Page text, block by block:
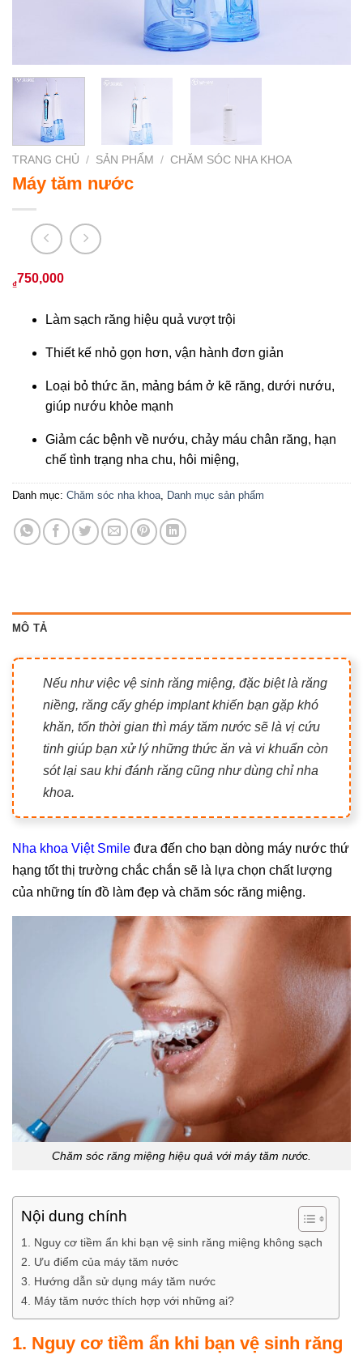
TRANG CHỦ / SẢN PHẨM / CHĂM SÓC NHA KHOA
Máy tăm nước
₫750,000
Làm sạch răng hiệu quả vượt trội
Thiết kế nhỏ gọn hơn, vận hành đơn giản
Loại bỏ thức ăn, mảng bám ở kẽ răng, dưới nướu,
giúp nướu khỏe mạnh
Giảm các bệnh về nướu, chảy máu chân răng, hạn
chế tình trạng nha chu, hôi miệng,
Danh mục: Chăm sóc nha khoa, Danh mục sản phẩm
MÔ TẢ
Nếu như việc vệ sinh răng miệng, đặc biệt là răng
niềng, răng cấy ghép implant khiến bạn gặp khó
khăn, tốn thời gian thì máy tăm nước sẽ là vị cứu
tinh giúp bạn xử lý những thức ăn và vi khuẩn còn
sót lại sau khi đánh răng cũng như dùng chỉ nha
khoa.
Nha khoa Việt Smile đưa đến cho bạn dòng máy nước thứ
hạng tốt thị trường chắc chắn sẽ là lựa chọn chất lượng
của những tín đồ làm đẹp và chăm sóc răng miệng.
Chăm sóc răng miệng hiệu quả với máy tăm nước.
Nội dung chính
1. Nguy cơ tiềm ẩn khi bạn vệ sinh răng miệng không sạch
2. Ưu điểm của máy tăm nước
3. Hướng dẫn sử dụng máy tăm nước
4. Máy tăm nước thích hợp với những ai?
1. Nguy cơ tiềm ẩn khi bạn vệ sinh răng